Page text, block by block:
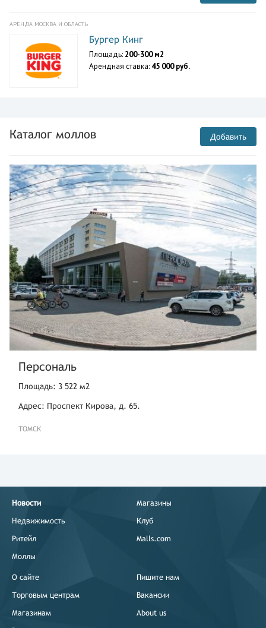
АРЕНДА МОСКВА И ОБЛАСТЬ
Бургер Кинг
Площадь: 200-300 м2
Арендная ставка: 45 000 руб.
Каталог моллов Добавить
Персональ
Площадь: 3 522 м2
Адрес: Проспект Кирова, д. 65.
ТОМСК
Новости
Недвижимость
Ритейл
Моллы
Магазины
Клуб
Malls.com
О сайте
Торговым центрам
Магазинам
Пишите нам
Вакансии
About us